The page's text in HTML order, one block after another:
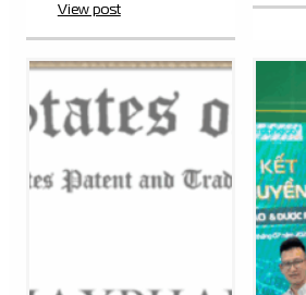
View post